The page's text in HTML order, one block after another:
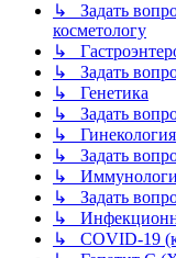
↳ Задать
косметологу
↳
↳ Задать
↳ Генетика
↳ Задать
↳ Гинекология
↳ Задать
↳
↳ Задать
↳
↳ COVID-19